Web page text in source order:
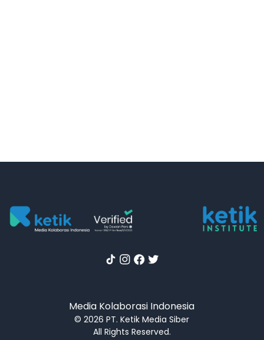
Media Kolaborasi Indonesia
© 2026 PT. Ketik Media Siber
All Rights Reserved.